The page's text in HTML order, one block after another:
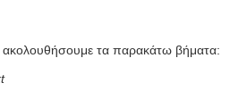
ακολουθήσουμε τα παρακάτω βήματα: